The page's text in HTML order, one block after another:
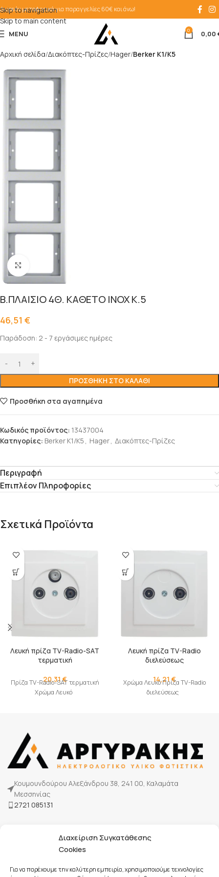
Διαχείριση Συγκατάθεσης
Cookies
Για να παρέχουμε την καλύτερη εμπειρία, χρησιμοποιούμε τεχνολογίες
Skip to navigation
Skip to main content
Δωρεάν μεταφορικά για παραγγελίες 60€ και άνω!
MENU 0 0,00
Αρχική σελίδα Διακόπτες-Πρίζες Hager Berker K1/Κ5
Click to enlarge
B.ΠΛΑΙΣΙΟ 4Θ. ΚΑΘΕΤΟ INOX K.5
46,51 €
Παράδοση: 2 - 7 εργάσιμες ημέρες
ΠΡΟΣΘΉΚΗ ΣΤΟ ΚΑΛΆΘΙ
Προσθήκη στα αγαπημένα
Κωδικός προϊόντος: 13437004
Κατηγορίες: Berker K1/Κ5 , Hager, Διακόπτες-Πρίζες
Περιγραφή
Επιπλέον Πληροφορίες
Σχετικά Προϊόντα
Λευκή πρίζα TV-Radio-SAT
τερματική
20,31€
Πρίζα TV-Radio-SAT τερματική
Χρώμα Λευκό
Λευκή πρίζα TV-Radio
διελεύσεως
14,21€
Χρώμα Λευκό Πρίζα TV-Radio
διελεύσεως
Κουμουνδούρου Αλεξάνδρου 38, 241 00, Καλαμάτα
Μεσσηνίας
2721 085131
Τρόποι πληρωμής